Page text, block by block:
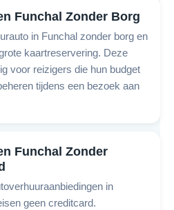
Funchal Zonder Borg
in Funchal zonder borg en
kaartreservering. Deze
voor reizigers die hun budget
tijdens een bezoek aan
Funchal Zonder
in
geen creditcard.